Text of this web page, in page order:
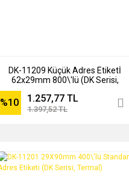
DK-11209 Küçük Adres Etiketİ
62x29mm 800\'lü (DK Serisi,
%10 1.257,77 TL
1.397,52 TL